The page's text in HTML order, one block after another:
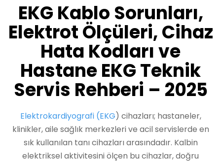
EKG Kablo Sorunları,
Elektrot Ölçüleri, Cihaz
Hata Kodları ve
Hastane EKG Teknik
Servis Rehberi – 2025
Elektrokardiyografi (EKG) cihazları; hastaneler,
klinikler, aile sağlık merkezleri ve acil servislerde en
sık kullanılan tanı cihazları arasındadır. Kalbin
elektriksel aktivitesini ölçen bu cihazlar, doğru